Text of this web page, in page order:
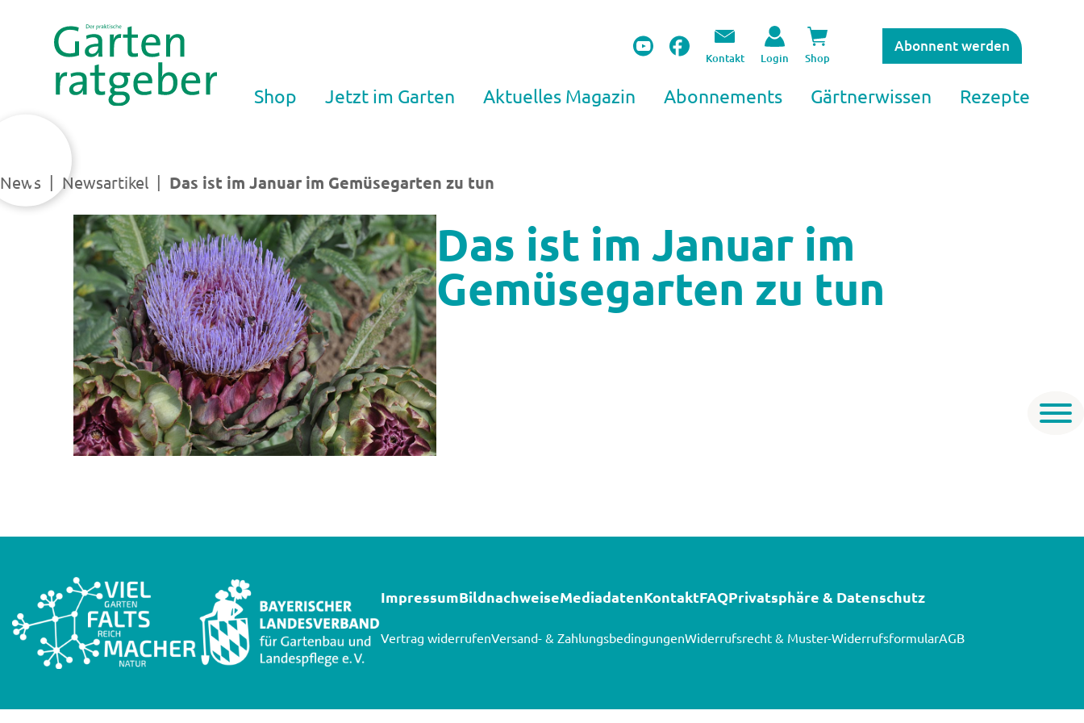
Kontakt Login Shop
Abonnent werden
Shop Jetzt im Garten Aktuelles Magazin Abonnements Gärtnerwissen Rezepte
News | Newsartikel | Das ist im Januar im Gemüsegarten zu tun
Das ist im Januar im
Gemüsegarten zu tun
ImpressumBildnachweiseMediadatenKontaktFAQPrivatsphäre & Datenschutz
Vertrag widerrufenVersand- & ZahlungsbedingungenWiderrufsrecht & Muster-WiderrufsformularAGB